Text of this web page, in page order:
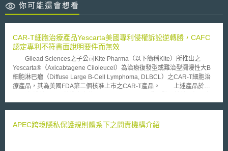
你可能還會想看
CAR-T細胞治療產品Yescarta美國專利侵權訴訟逆轉勝，CAFC
認定專利不符書面說明要件而無效
Gilead Sciences之子公司Kite Pharma（以下簡稱Kite）所推出之
Yescarta®（Axicabtagene Ciloleucel）為治療復發型或難治型瀰漫性大B
細胞淋巴瘤（Diffuse Large B-Cell Lymphoma, DLBCL）之CAR-T細胞治
療產品，其為美國FDA第二個核准上市之CAR-T產品。 上述產品於
區聯邦地院起訴Kite，主張Yescarta侵害Juno therapeutics之美國
chimeric T cell receptors）」（以下簡稱190專利），2019年陪審團認定
APEC跨境隱私保護規則體系下之問責機構介紹